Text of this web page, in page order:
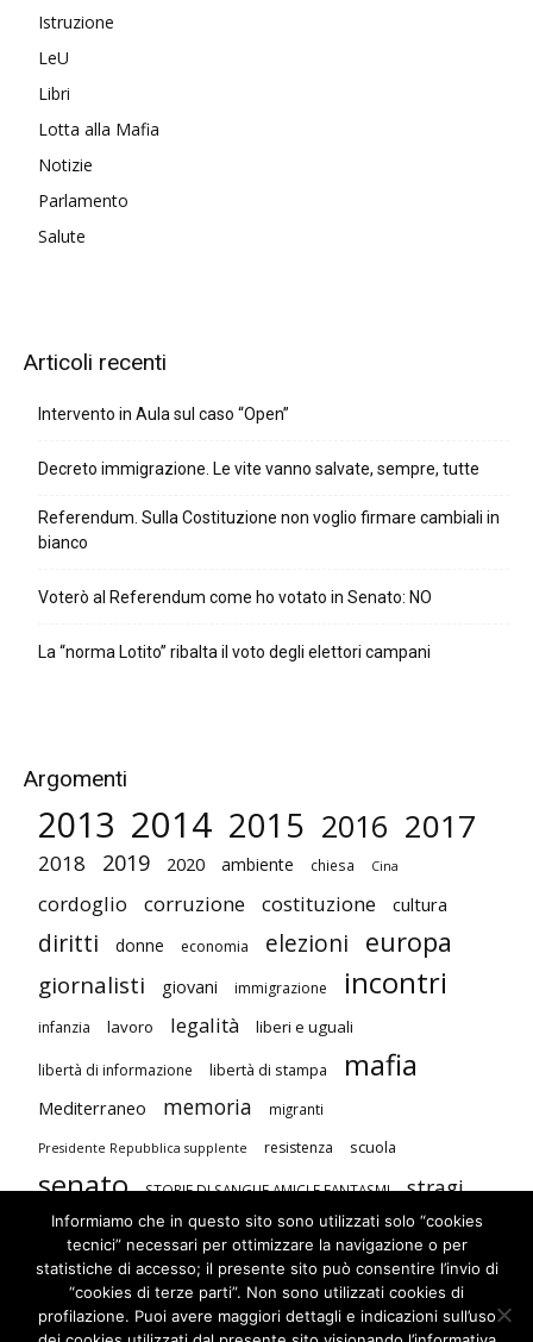
Istruzione
LeU
Libri
Lotta alla Mafia
Notizie
Parlamento
Salute
Articoli recenti
Intervento in Aula sul caso “Open”
Decreto immigrazione. Le vite vanno salvate, sempre, tutte
Referendum. Sulla Costituzione non voglio firmare cambiali in
bianco
Voterò al Referendum come ho votato in Senato: NO
La “norma Lotito” ribalta il voto degli elettori campani
Argomenti
2013 2014 2015 2016 2017
2018 2019 2020 ambiente chiesa Cina
cordoglio corruzione costituzione cultura
diritti donne economia elezioni europa
giornalisti giovani immigrazione incontri
infanzia lavoro legalità liberi e uguali
libertà di informazione libertà di stampa mafia
Mediterraneo memoria migranti
Presidente Repubblica supplente resistenza scuola
senato STORIE DI SANGUE AMICI E FANTASMI stragi
studenti terrorismo Unione Europea
violenza contro le donne visite
Informiamo che in questo sito sono utilizzati solo “cookies
tecnici” necessari per ottimizzare la navigazione o per
statistiche di accesso; il presente sito può consentire l’invio di
“cookies di terze parti”. Non sono utilizzati cookies di
profilazione. Puoi avere maggiori dettagli e indicazioni sull’uso